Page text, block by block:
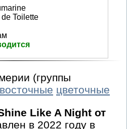
de Toilette
(группы
восточные цветочные
Like A Night от
в 2022 году в